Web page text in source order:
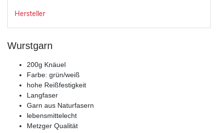
Hersteller
Wurstgarn
200g Knäuel
Farbe: grün/weiß
hohe Reißfestigkeit
Langfaser
Garn aus Naturfasern
lebensmittelecht
Metzger Qualität